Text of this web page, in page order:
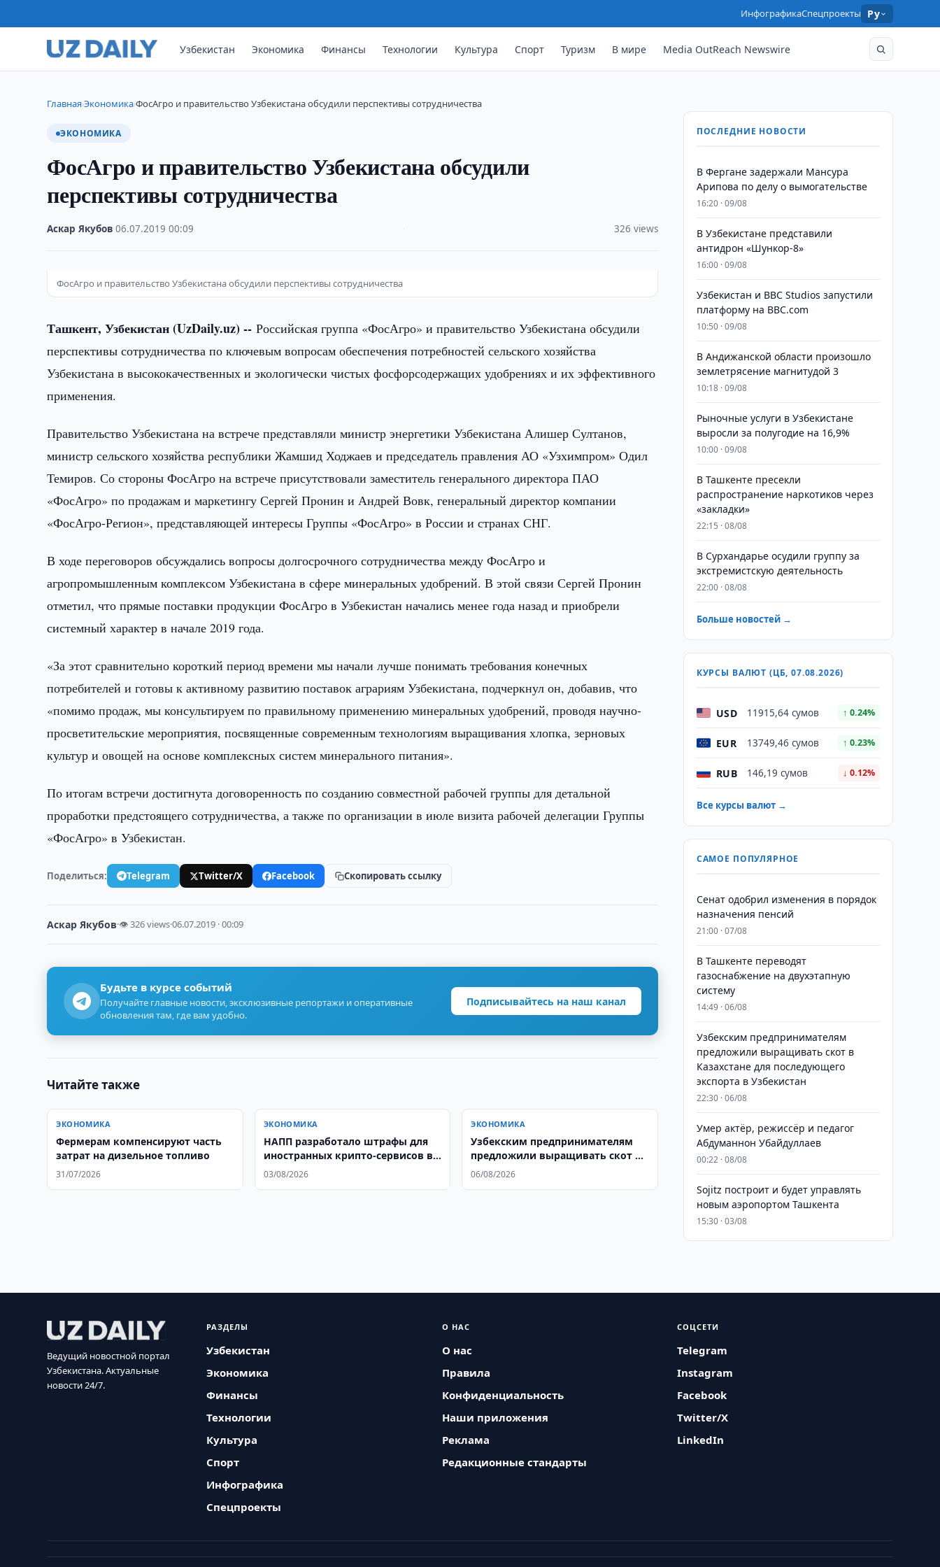
ИнфографикаСпецпроекты Ру
Узбекистан Экономика Финансы Технологии Культура Спорт Туризм В мире Media OutReach Newswire
Главная›Экономика›ФосАгро и правительство Узбекистана обсудили перспективы сотрудничества
ЭКОНОМИКА
ФосАгро и правительство Узбекистана обсудили
перспективы сотрудничества
Аскар Якубов ·06.07.2019 ·00:09 326 views
ФосАгро и правительство Узбекистана обсудили перспективы сотрудничества
Ташкент, Узбекистан (UzDaily.uz) --Российская группа «ФосАгро» и правительство Узбекистана обсудили
перспективы сотрудничества по ключевым вопросам обеспечения потребностей сельского хозяйства
Узбекистана в высококачественных и экологически чистых фосфорсодержащих удобрениях и их эффективного
применения.
Правительство Узбекистана на встрече представляли министр энергетики Узбекистана Алишер Султанов,
министр сельского хозяйства республики Жамшид Ходжаев и председатель правления АО «Узхимпром» Одил
Темиров. Со стороны ФосАгро на встрече присутствовали заместитель генерального директора ПАО
«ФосАгро» по продажам и маркетингу Сергей Пронин и Андрей Вовк, генеральный директор компании
«ФосАгро-Регион», представляющей интересы Группы «ФосАгро» в России и странах СНГ.
В ходе переговоров обсуждались вопросы долгосрочного сотрудничества между ФосАгро и
агропромышленным комплексом Узбекистана в сфере минеральных удобрений. В этой связи Сергей Пронин
отметил, что прямые поставки продукции ФосАгро в Узбекистан начались менее года назад и приобрели
системный характер в начале 2019 года.
«За этот сравнительно короткий период времени мы начали лучше понимать требования конечных
потребителей и готовы к активному развитию поставок аграриям Узбекистана, подчеркнул он, добавив, что
«помимо продаж, мы консультируем по правильному применению минеральных удобрений, проводя научно-
просветительские мероприятия, посвященные современным технологиям выращивания хлопка, зерновых
культур и овощей на основе комплексных систем минерального питания».
По итогам встречи достигнута договоренность по созданию совместной рабочей группы для детальной
проработки предстоящего сотрудничества, а также по организации в июле визита рабочей делегации Группы
«ФосАгро» в Узбекистан.
Поделиться: Telegram Twitter/X Facebook Скопировать ссылку
Аскар Якубов·👁 326 views·06.07.2019 · 00:09
Будьте в курсе событий
Получайте главные новости, эксклюзивные репортажи и оперативные
обновления там, где вам удобно.
Подписывайтесь на наш канал
Читайте также
ЭКОНОМИКА
Фермерам компенсируют часть
затрат на дизельное топливо
31/07/2026
ЭКОНОМИКА
НАПП разработало штрафы для
иностранных крипто-сервисов в
Узбекистане
03/08/2026
ЭКОНОМИКА
Узбекским предпринимателям
предложили выращивать скот в
Казахстане для последующего
06/08/2026
ПОСЛЕДНИЕ НОВОСТИ
В Фергане задержали Мансура
Арипова по делу о вымогательстве
16:20 · 09/08
В Узбекистане представили
антидрон «Шункор-8»
16:00 · 09/08
Узбекистан и BBC Studios запустили
платформу на BBC.com
10:50 · 09/08
В Андижанской области произошло
землетрясение магнитудой 3
10:18 · 09/08
Рыночные услуги в Узбекистане
выросли за полугодие на 16,9%
10:00 · 09/08
В Ташкенте пресекли
распространение наркотиков через
«закладки»
22:15 · 08/08
В Сурхандарье осудили группу за
экстремистскую деятельность
22:00 · 08/08
Больше новостей →
КУРСЫ ВАЛЮТ (ЦБ, 07.08.2026)
USD 11915,64 сумов ↑ 0.24%
EUR 13749,46 сумов ↑ 0.23%
RUB 146,19 сумов ↓ 0.12%
Все курсы валют →
САМОЕ ПОПУЛЯРНОЕ
Сенат одобрил изменения в порядок
назначения пенсий
21:00 · 07/08
В Ташкенте переводят
газоснабжение на двухэтапную
систему
14:49 · 06/08
Узбекским предпринимателям
предложили выращивать скот в
Казахстане для последующего
экспорта в Узбекистан
22:30 · 06/08
Умер актёр, режиссёр и педагог
Абдуманнон Убайдуллаев
00:22 · 08/08
Sojitz построит и будет управлять
новым аэропортом Ташкента
15:30 · 03/08
Ведущий новостной портал
Узбекистана. Актуальные
новости 24/7.
РАЗДЕЛЫ
Узбекистан
Экономика
Финансы
Технологии
Культура
Спорт
Инфографика
Спецпроекты
О НАС
О нас
Правила
Конфиденциальность
Наши приложения
Реклама
Редакционные стандарты
СОЦСЕТИ
Telegram
Instagram
Facebook
Twitter/X
LinkedIn